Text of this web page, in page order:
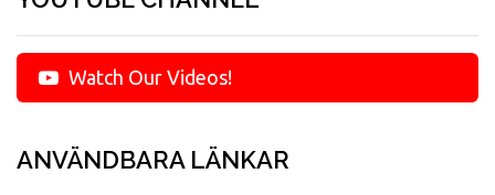
Watch Our Videos!
ANVÄNDBARA LÄNKAR